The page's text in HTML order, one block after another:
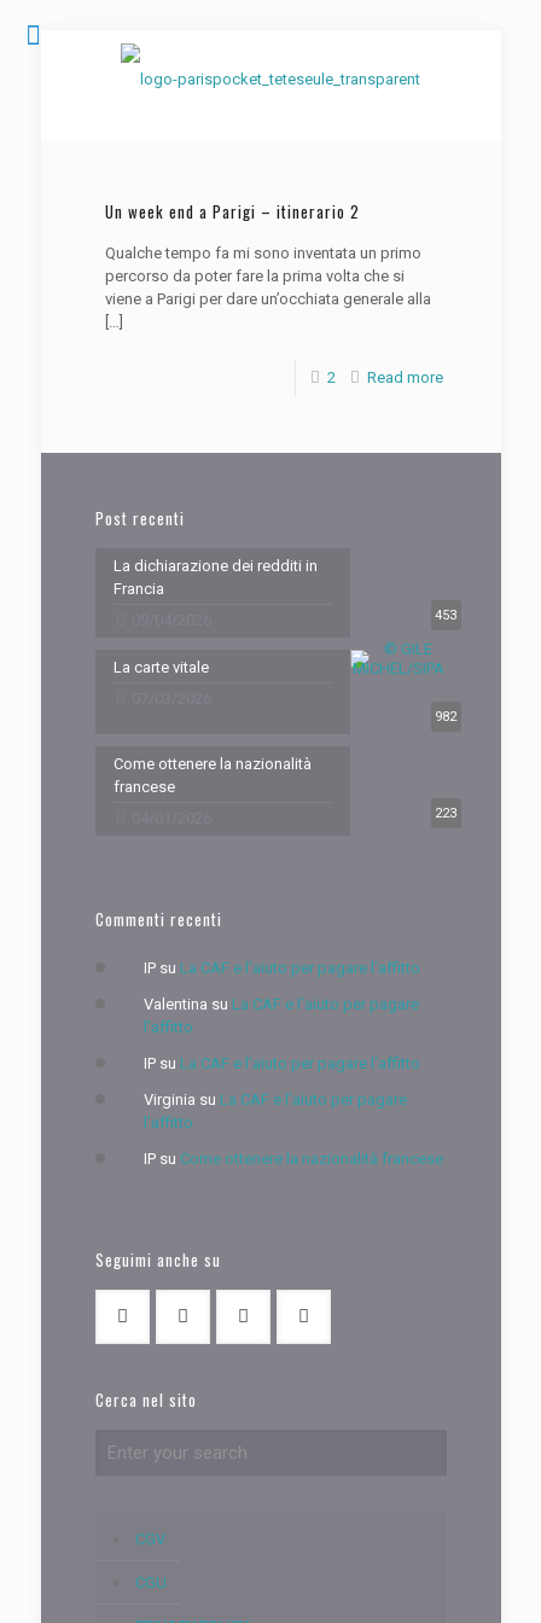
Un week end a Parigi – itinerario 2
Qualche tempo fa mi sono inventata un primo
percorso da poter fare la prima volta che si
viene a Parigi per dare un’occhiata generale alla
[…]
2 Read more
Post recenti
453
La dichiarazione dei redditi in
Francia
982
La carte vitale
223
Come ottenere la nazionalità
francese
Commenti recenti
IPsu La CAF e l’aiuto per pagare l’affitto
Valentina su La CAF e l’aiuto per pagare
l’affitto
IPsu La CAF e l’aiuto per pagare l’affitto
Virginia su La CAF e l’aiuto per pagare
l’affitto
IPsu Come ottenere la nazionalità francese
Seguimi anche su
Cerca nel sito
CGV
CGU